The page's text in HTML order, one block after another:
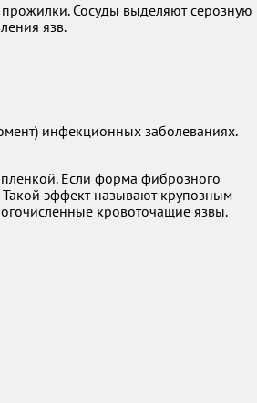
Сосуды выделяют серозную
язв.
инфекционных заболеваниях.
Если форма фиброзного
Такой эффект называют крупозным
кровоточащие язвы.